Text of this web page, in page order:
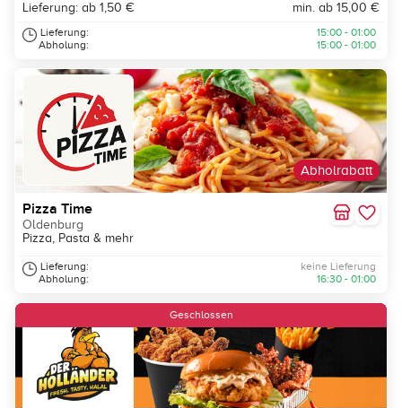
Lieferung: ab 1,50 €
min. ab 15,00 €
Lieferung:
Abholung:
15:00 - 01:00
15:00 - 01:00
Abholrabatt
Pizza Time
Oldenburg
Pizza, Pasta & mehr
Lieferung:
Abholung:
keine Lieferung
16:30 - 01:00
Geschlossen